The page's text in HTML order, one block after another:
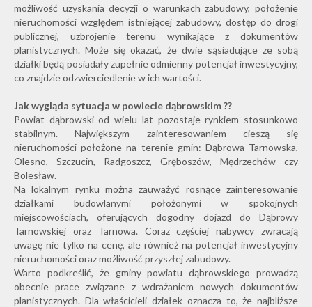
możliwość uzyskania decyzji o warunkach zabudowy, położenie
nieruchomości względem istniejącej zabudowy, dostęp do drogi
publicznej, uzbrojenie terenu wynikające z dokumentów
planistycznych. Może się okazać, że dwie sąsiadujące ze sobą
działki będą posiadały zupełnie odmienny potencjał inwestycyjny,
co znajdzie odzwierciedlenie w ich wartości.
Jak wygląda sytuacja w powiecie dąbrowskim ??
Powiat dąbrowski od wielu lat pozostaje rynkiem stosunkowo
stabilnym. Największym zainteresowaniem cieszą się
nieruchomości położone na terenie gmin: Dąbrowa Tarnowska,
Olesno, Szczucin, Radgoszcz, Gręboszów, Mędrzechów czy
Bolesław.
Na lokalnym rynku można zauważyć rosnące zainteresowanie
działkami budowlanymi położonymi w spokojnych
miejscowościach, oferujących dogodny dojazd do Dąbrowy
Tarnowskiej oraz Tarnowa. Coraz częściej nabywcy zwracają
uwagę nie tylko na cenę, ale również na potencjał inwestycyjny
nieruchomości oraz możliwość przyszłej zabudowy.
Warto podkreślić, że gminy powiatu dąbrowskiego prowadzą
obecnie prace związane z wdrażaniem nowych dokumentów
planistycznych. Dla właścicieli działek oznacza to, że najbliższe